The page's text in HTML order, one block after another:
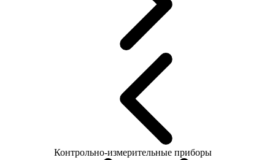
Контрольно-измерительные приборы